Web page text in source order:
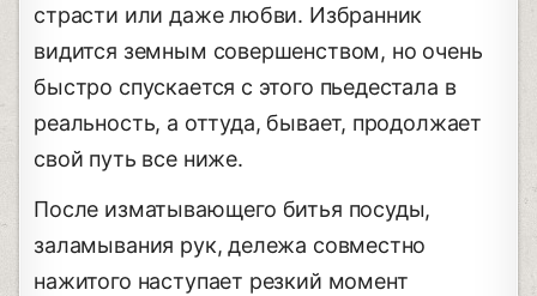
страсти или даже любви. Избранник
видится земным совершенством, но очень
быстро спускается с этого пьедестала в
реальность, а оттуда, бывает, продолжает
свой путь все ниже.
После изматывающего битья посуды,
заламывания рук, дележа совместно
нажитого наступает резкий момент